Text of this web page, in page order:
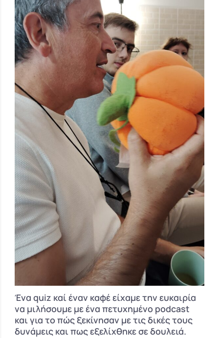
Ένα quiz καί έναν καφέ είχαμε την ευκαιρία
να μιλήσουμε με ένα πετυχημένο podcast
και για το πώς ξεκίνησαν με τις δικές τους
δυνάμεις και πως εξελίχθηκε σε δουλειά.